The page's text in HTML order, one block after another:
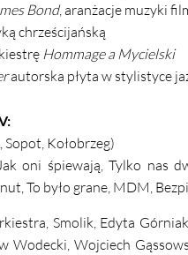
Bond, aranżacje muzyki
chrześcijańską
Hommage a Mycielski
autorska płyta w stylistyce
Kołobrzeg)
oni śpiewają, Tylko nas
To było grane, MDM,
Smolik, Edyta
Wodecki, Wojciech